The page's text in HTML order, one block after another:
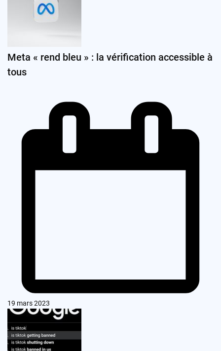
Meta « rend bleu » : la vérification accessible à
tous
19 mars 2023